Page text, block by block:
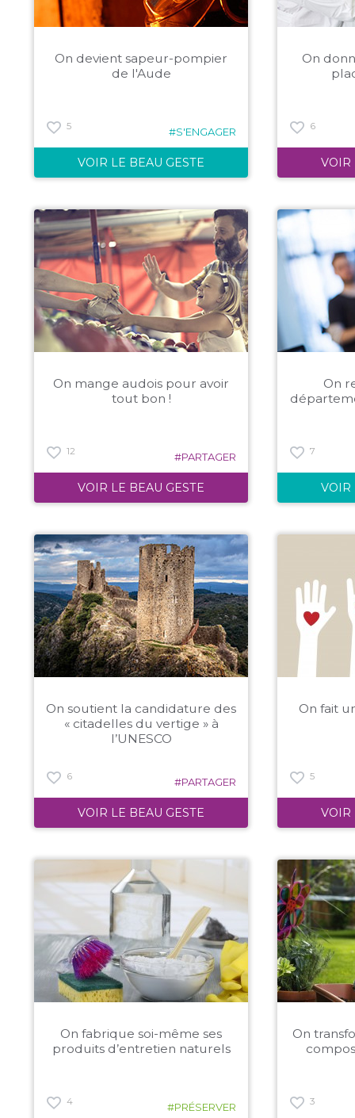
On devient sapeur-pompier
de l'Aude
5 #S'ENGAGER
VOIR LE BEAU GESTE
On
6
VOIR
On mange audois pour avoir
tout bon !
12 #PARTAGER
VOIR LE BEAU GESTE
On
7
VOIR
On soutient la candidature des
« citadelles du vertige » à
l’UNESCO
6 #PARTAGER
VOIR LE BEAU GESTE
On fait
5
VOIR
On fabrique soi-même ses
produits d’entretien naturels
4 #PRÉSERVER
On
3